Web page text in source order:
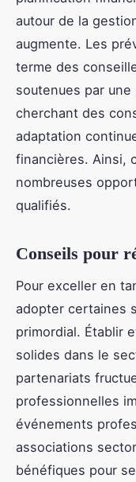
autour de la
augmente. Les
terme des
soutenues par
cherchant des
adaptation
financières. Ainsi,
nombreuses
qualifiés.
Conseils pour
Pour exceller en
adopter certaines
primordial. Établir
solides dans le
partenariats
professionnelles
événements
associations
bénéfiques pour